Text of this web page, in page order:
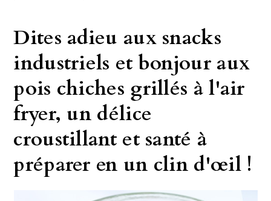
Dites adieu aux snacks
industriels et bonjour aux
pois chiches grillés à l'air
fryer, un délice
croustillant et santé à
préparer en un clin d'œil !